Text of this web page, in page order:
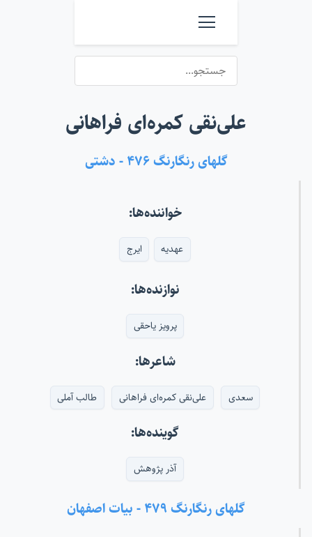
علی‌نقی کمره‌ای فراهانی
گلهای رنگارنگ ۴۷۶ - دشتی
خواننده‌ها:
عهدیه ایرج
نوازنده‌ها:
پرویز یاحقی
شاعرها:
سعدی علی‌نقی کمره‌ای فراهانی طالب آملی
گوینده‌ها:
آذر پژوهش
گلهای رنگارنگ ۴۷۹ - بیات اصفهان